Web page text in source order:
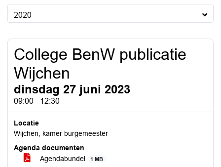
2020
College BenW publicatie
Wijchen
dinsdag 27 juni 2023
09:00 - 12:30
Locatie
Wijchen, kamer burgemeester
Agenda documenten
Agendabundel
1 MB